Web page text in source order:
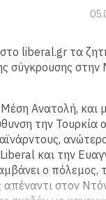
liberal.gr τα
σύγκρουσης στην
Ανατολή, και
την Τουρκία
και την
ο πόλεμος,
στον